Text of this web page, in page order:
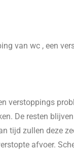
van wc , een
verstoppings
De resten
tijd zullen deze
afvoer.